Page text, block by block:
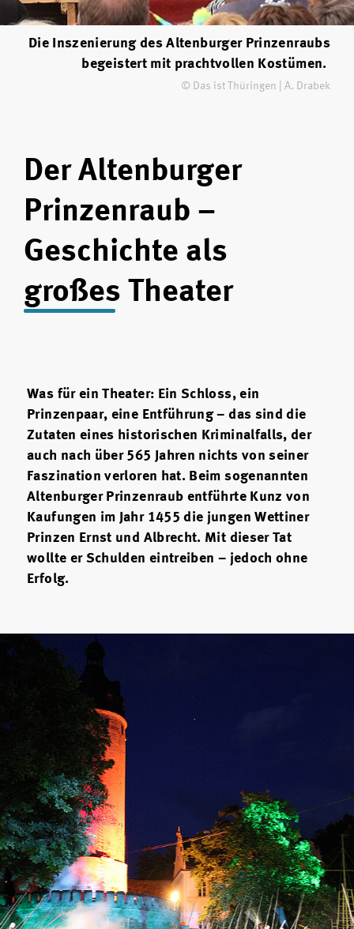
Die Inszenierung des Altenburger Prinzenraubs
begeistert mit prachtvollen Kostümen.
© Das ist Thüringen | A. Drabek
Der Altenburger
Prinzenraub –
Geschichte als
großes Theater
Was für ein Theater: Ein Schloss, ein
Prinzenpaar, eine Entführung – das sind die
Zutaten eines historischen Kriminalfalls, der
auch nach über 565 Jahren nichts von seiner
Faszination verloren hat. Beim sogenannten
Altenburger Prinzenraub entführte Kunz von
Kaufungen im Jahr 1455 die jungen Wettiner
Prinzen Ernst und Albrecht. Mit dieser Tat
wollte er Schulden eintreiben – jedoch ohne
Erfolg.